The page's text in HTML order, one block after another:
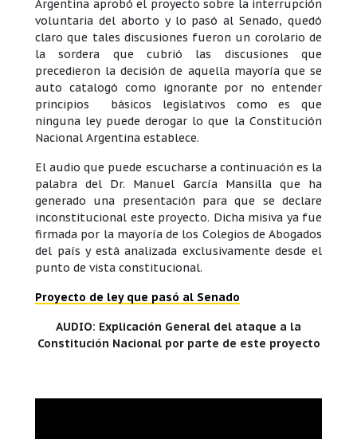
Argentina aprobó el proyecto sobre la interrupción
voluntaria del aborto y lo pasó al Senado, quedó
claro que tales discusiones fueron un corolario de
la sordera que cubrió las discusiones que
precedieron la decisión de aquella mayoría que se
auto catalogó como ignorante por no entender
principios básicos legislativos como es que
ninguna ley puede derogar lo que la Constitución
Nacional Argentina establece.
El audio que puede escucharse a continuación es la
palabra del Dr. Manuel García Mansilla que ha
generado una presentación para que se declare
inconstitucional este proyecto. Dicha misiva ya fue
firmada por la mayoría de los Colegios de Abogados
del país y está analizada exclusivamente desde el
punto de vista constitucional.
Proyecto de ley que pasó al Senado
AUDIO: Explicación General del ataque a la
Constitución Nacional por parte de este proyecto